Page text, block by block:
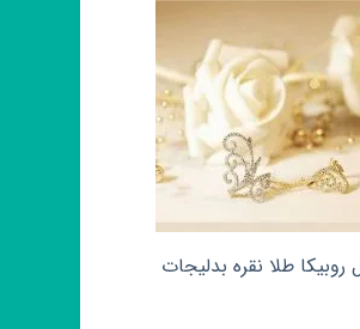
روبیکا طلا نقره بدلیجات